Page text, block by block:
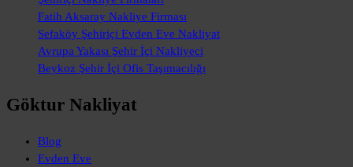
Fatih Aksaray Nakliye Firması
Sefaköy Şehiriçi Evden Eve Nakliyat
Avrupa Yakası Şehir İçi Nakliyeci
Beykoz Şehir İçi Ofis Taşımacılığı
Göktur Nakliyat
Blog
Evden Eve